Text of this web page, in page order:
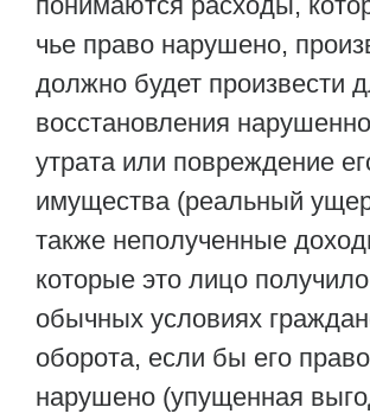
чье право нарушено,
должно будет произвести
восстановления
утрата или повреждение
имущества (реальный
также неполученные
которые это лицо
обычных условиях
оборота, если бы его
нарушено (упущенная